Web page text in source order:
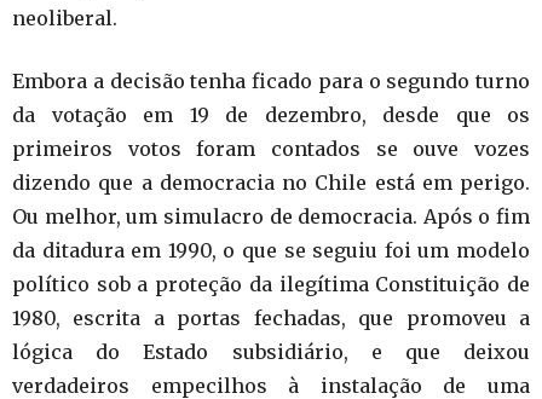
neoliberal.
Embora a decisão tenha ficado para o segundo turno
da votação em 19 de dezembro, desde que os
primeiros votos foram contados se ouve vozes
dizendo que a democracia no Chile está em perigo.
Ou melhor, um simulacro de democracia. Após o fim
da ditadura em 1990, o que se seguiu foi um modelo
político sob a proteção da ilegítima Constituição de
1980, escrita a portas fechadas, que promoveu a
lógica do Estado subsidiário, e que deixou
verdadeiros empecilhos à instalação de uma